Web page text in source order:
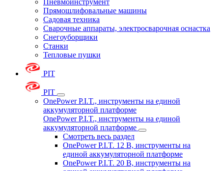
Пневмоинструмент
Прямошлифовальные машины
Садовая техника
Сварочные аппараты, электросварочная оснастка
Снегоуборщики
Станки
Тепловые пушки
PIT
PIT
OnePower P.I.T., инструменты на единой
аккумуляторной платформе
OnePower P.I.T., инструменты на единой
аккумуляторной платформе
Смотреть весь раздел
OnePower P.I.T. 12 В, инструменты на
единой аккумуляторной платформе
OnePower P.I.T. 20 В, инструменты на